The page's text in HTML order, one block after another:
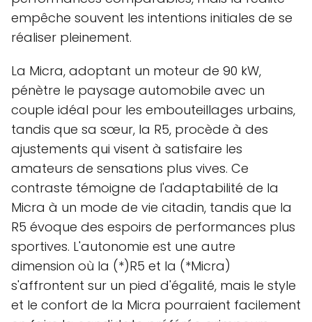
empêche souvent les intentions initiales de se
réaliser pleinement.
La Micra, adoptant un moteur de 90 kW,
pénètre le paysage automobile avec un
couple idéal pour les embouteillages urbains,
tandis que sa sœur, la R5, procède à des
ajustements qui visent à satisfaire les
amateurs de sensations plus vives. Ce
contraste témoigne de l'adaptabilité de la
Micra à un mode de vie citadin, tandis que la
R5 évoque des espoirs de performances plus
sportives. L'autonomie est une autre
dimension où la (*)R5 et la (*Micra)
s'affrontent sur un pied d'égalité, mais le style
et le confort de la Micra pourraient facilement